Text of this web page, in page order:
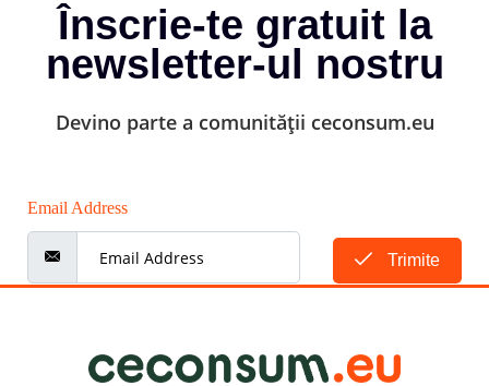
Înscrie-te gratuit la
newsletter-ul nostru
Devino parte a comunității ceconsum.eu
Email Address
Trimite